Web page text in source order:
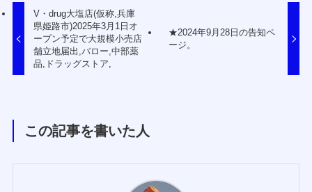
V・drug大塩店(仮称,兵庫
県姫路市)2025年3月1日オ
ープン予定で大規模小売店
舗立地届出,バロー,中部薬
品,ドラッグストア,
★2024年9月28日の告知ペ
ージ。
この記事を書いた人